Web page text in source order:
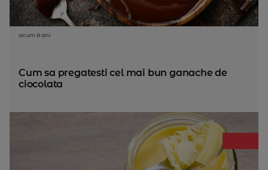
acum 8 ani
Cum sa pregatesti cel mai bun ganache de
ciocolata